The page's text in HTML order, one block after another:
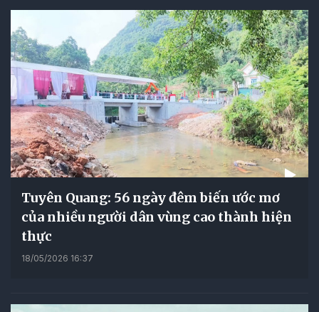
Tuyên Quang: 56 ngày đêm biến ước mơ
của nhiều người dân vùng cao thành hiện
thực
18/05/2026 16:37